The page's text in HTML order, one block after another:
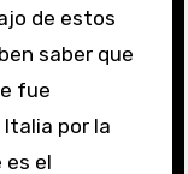
de estos
saber que
fue
por la
es el